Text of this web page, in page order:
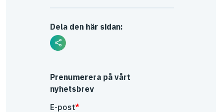
Dela den här sidan:
Prenumerera på vårt
nyhetsbrev